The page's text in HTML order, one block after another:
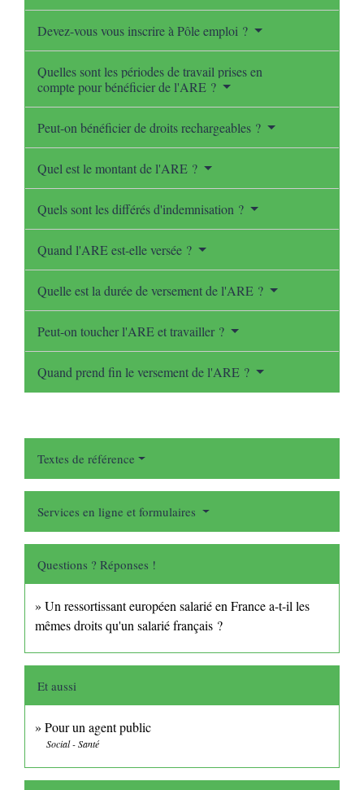
Devez-vous vous inscrire à Pôle emploi ?
Quelles sont les périodes de travail prises en
compte pour bénéficier de l'ARE ?
Peut-on bénéficier de droits rechargeables ?
Quel est le montant de l'ARE ?
Quels sont les différés d'indemnisation ?
Quand l'ARE est-elle versée ?
Quelle est la durée de versement de l'ARE ?
Peut-on toucher l'ARE et travailler ?
Quand prend fin le versement de l'ARE ?
Textes de référence
Services en ligne et formulaires
Questions ? Réponses !
Un ressortissant européen salarié en France a-t-il les
mêmes droits qu'un salarié français ?
Et aussi
Pour un agent public
Social - Santé